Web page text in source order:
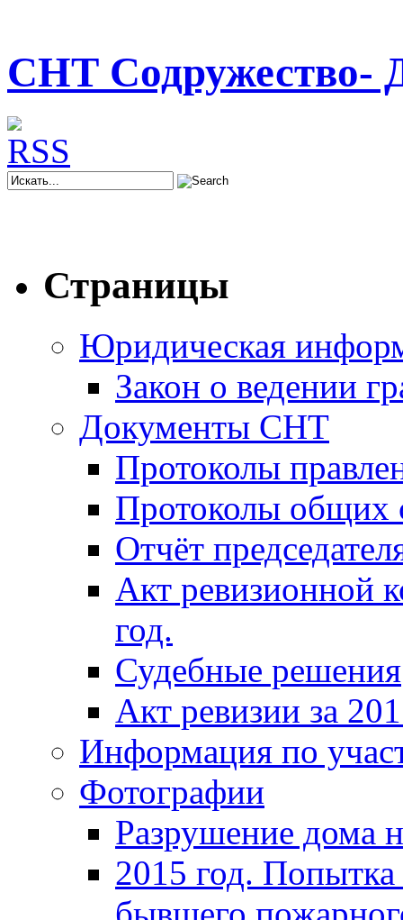
СНТ Содружество-
Страницы
Юридическая
Закон о ведении
Документы СНТ
Протоколы
Протоколы общих
Отчёт
Акт ревизионной
год.
Судебные решения
Акт ревизии за
Информация по
Фотографии
Разрушение дома
2015 год. Попытка